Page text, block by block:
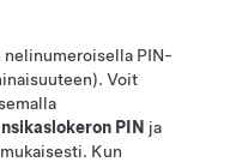
nelinumeroisella PIN-
Voit
PIN ja
Kun